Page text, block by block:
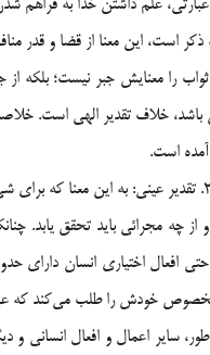
ثواب را معنايش جبر نيست؛ بلكه
آمده است.
طور، ساير اعمال و افعال انساني